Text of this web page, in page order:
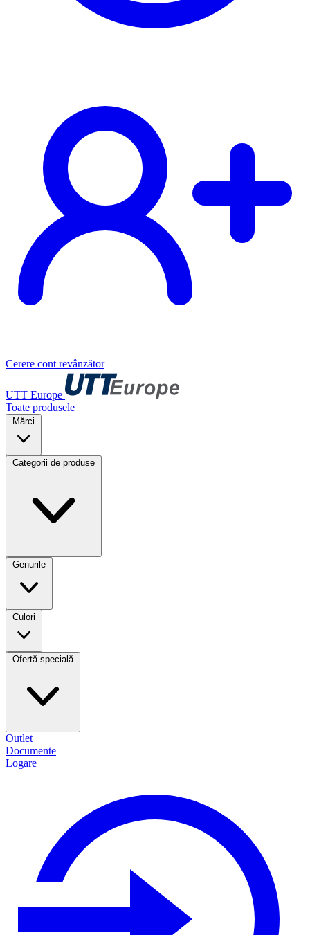
Cerere cont revânzător
UTT Europe
Toate produsele
Mărci
Categorii de produse
Genurile
Culori
Ofertă specială
Outlet
Documente
Logare